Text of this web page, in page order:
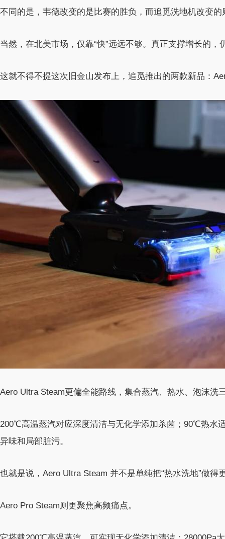
不同的是，韦德改变的是比赛的胜负，而追觅洗地机改变
当然，在北美市场，仅靠“快”远远不够。真正支撑增长的，
这就不得不提这次旧金山发布上，追觅推出的两款新品：
Aero Ultra Steam更偏全能路线，集合蒸汽、热水、泡沫洗
200℃高温蒸汽对应深度清洁与无化学添加杀菌；90℃热水
异味和局部脏污。
也就是说，Aero Ultra Steam 并不是单纯把“热水洗地”做
Aero Pro Steam则更聚焦高频痛点。